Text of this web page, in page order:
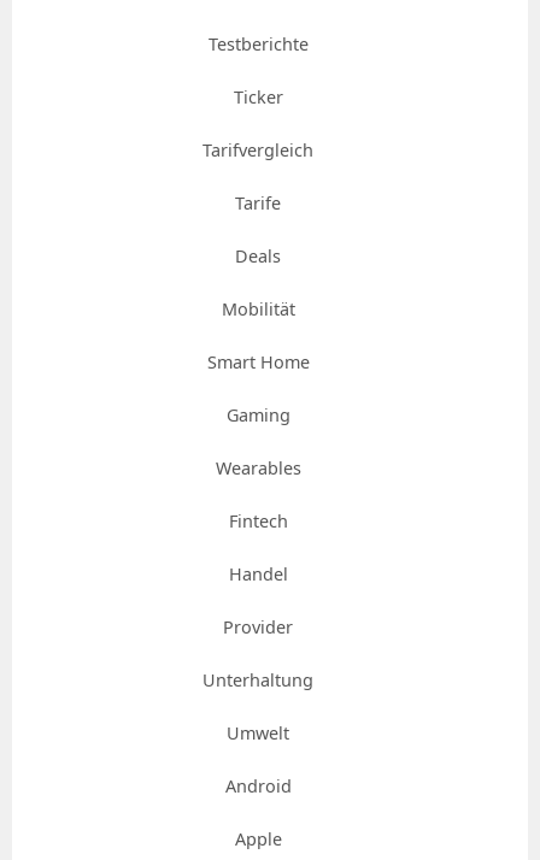
Testberichte
Ticker
Tarifvergleich
Tarife
Deals
Mobilität
Smart Home
Gaming
Wearables
Fintech
Handel
Provider
Unterhaltung
Umwelt
Android
Apple